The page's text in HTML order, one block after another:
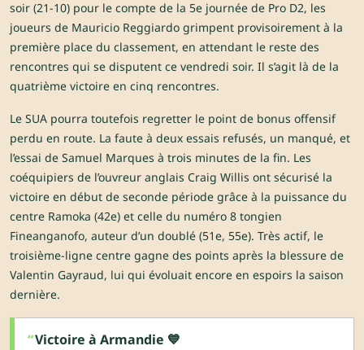
soir (21-10) pour le compte de la 5e journée de Pro D2, les
joueurs de Mauricio Reggiardo grimpent provisoirement à la
première place du classement, en attendant le reste des
rencontres qui se disputent ce vendredi soir. Il s’agit là de la
quatrième victoire en cinq rencontres.
Le SUA pourra toutefois regretter le point de bonus offensif
perdu en route. La faute à deux essais refusés, un manqué, et
l’essai de Samuel Marques à trois minutes de la fin. Les
coéquipiers de l’ouvreur anglais Craig Willis ont sécurisé la
victoire en début de seconde période grâce à la puissance du
centre Ramoka (42e) et celle du numéro 8 tongien
Fineanganofo, auteur d’un doublé (51e, 55e). Très actif, le
troisième-ligne centre gagne des points après la blessure de
Valentin Gayraud, lui qui évoluait encore en espoirs la saison
dernière.
Victoire à Armandie 💙